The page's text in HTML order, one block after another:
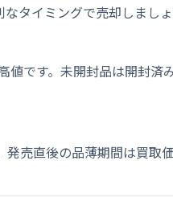
タイミングで売却しましょ
です。未開封品は開封済
売直後の品薄期間は買取